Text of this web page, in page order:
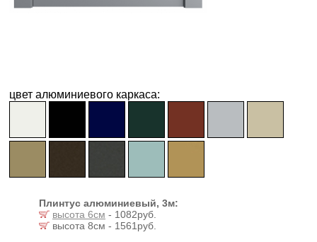
цвет алюминиевого каркаса:
Плинтус алюминиевый, 3м:
высота 6см - 1082руб.
высота 8см - 1561руб.